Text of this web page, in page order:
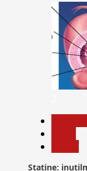
Statine: